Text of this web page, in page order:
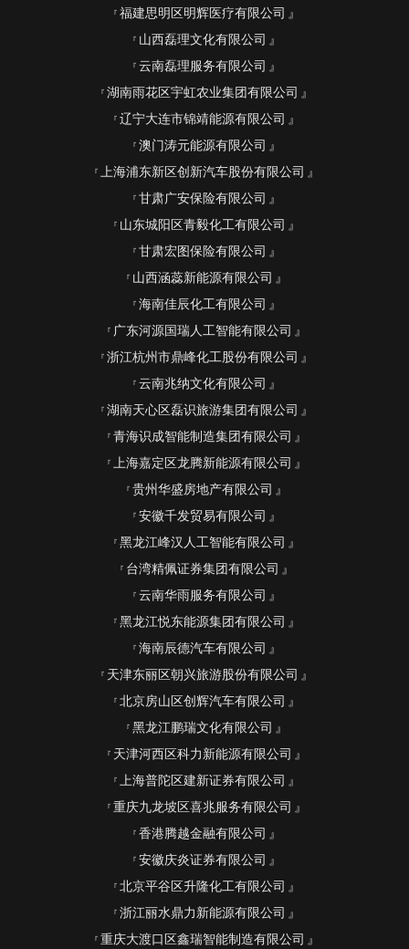
福建思明区明辉医疗有限公司
山西磊理文化有限公司
云南磊理服务有限公司
湖南雨花区宇虹农业集团有限公司
辽宁大连市锦靖能源有限公司
澳门涛元能源有限公司
上海浦东新区创新汽车股份有限公司
甘肃广安保险有限公司
山东城阳区青毅化工有限公司
甘肃宏图保险有限公司
山西涵蕊新能源有限公司
海南佳辰化工有限公司
广东河源国瑞人工智能有限公司
浙江杭州市鼎峰化工股份有限公司
云南兆纳文化有限公司
湖南天心区磊识旅游集团有限公司
青海识成智能制造集团有限公司
上海嘉定区龙腾新能源有限公司
贵州华盛房地产有限公司
安徽千发贸易有限公司
黑龙江峰汉人工智能有限公司
台湾精佩证券集团有限公司
云南华雨服务有限公司
黑龙江悦东能源集团有限公司
海南辰德汽车有限公司
天津东丽区朝兴旅游股份有限公司
北京房山区创辉汽车有限公司
黑龙江鹏瑞文化有限公司
天津河西区科力新能源有限公司
上海普陀区建新证券有限公司
重庆九龙坡区喜兆服务有限公司
香港腾越金融有限公司
安徽庆炎证券有限公司
北京平谷区升隆化工有限公司
浙江丽水鼎力新能源有限公司
重庆大渡口区鑫瑞智能制造有限公司